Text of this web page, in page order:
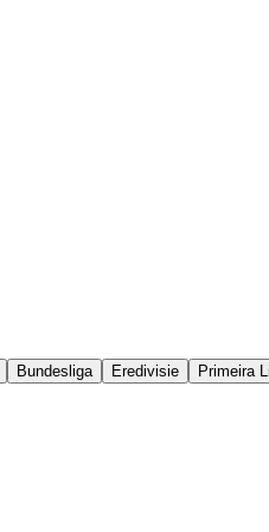
Bundesliga Eredivisie Primeira